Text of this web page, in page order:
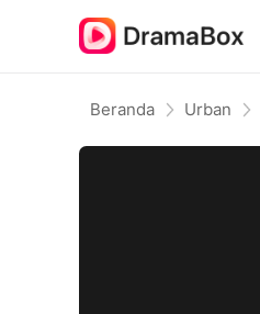
Beranda Urban